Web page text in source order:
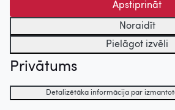
Apstiprināt
Noraidīt
Pielāgot izvēli
Privātums
Detalizētāka informācija par